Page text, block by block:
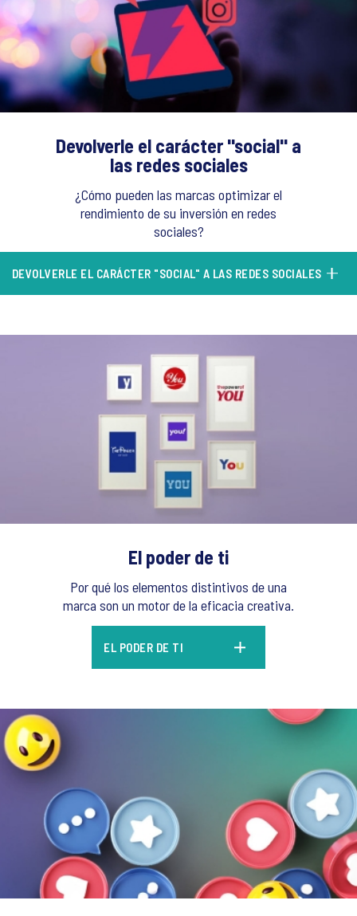
Devolverle el carácter "social" a
las redes sociales
¿Cómo pueden las marcas optimizar el
rendimiento de su inversión en redes
sociales?
DEVOLVERLE EL CARÁCTER "SOCIAL" A LAS REDES SOCIALES
El poder de ti
Por qué los elementos distintivos de una
marca son un motor de la eficacia creativa.
EL PODER DE TI